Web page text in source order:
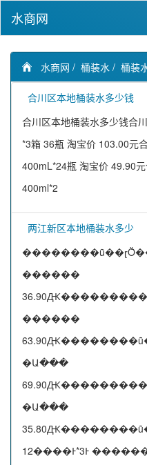
水商网
水商网 / 桶装水 / 桶装
合川区本地桶装水多少钱
合川区本地桶装水多少钱合
*3箱 36瓶 淘宝价 103.00元
400mL*24瓶 淘宝价 49.90
400ml*2
两江新区本地桶装水多少
������
36.90Ԫ���������޹������ô���ˮ4.5L*4Ͱ
������
�Ա���
69.90Ԫ���������޹�������ˮ350ml*24ƿ
�Ա���
12����Ͱ*3Ͱ